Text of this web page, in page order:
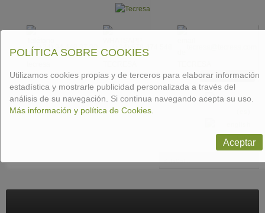
(+34) 94 448 37 30 (+34) 678 474 548
CONTACTAR
POLÍTICA SOBRE COOKIES
Utilizamos cookies propias y de terceros para elaborar información
estadística y mostrarle publicidad personalizada a través del
análisis de su navegación. Si continua navegando acepta su uso.
Más información y política de Cookies
Aceptar